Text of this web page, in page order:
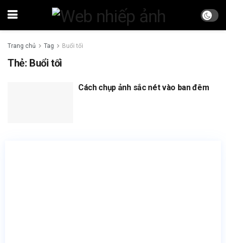
Trang chủ Tag Buổi tối
Thẻ: Buổi tối
Cách chụp ảnh sắc nét vào ban đêm